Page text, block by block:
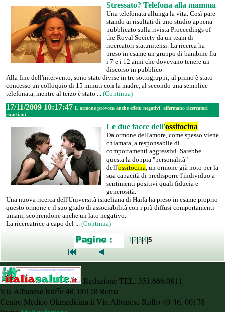
Stressato? Telefona alla mamma
Una telefonata allunga la vita. Così pare
stando ai risultati di uno studio appena
pubblicato sulla rivista Proceedings of
the Royal Society da un team di
ricercatori statunitensi. La ricerca ha
preso in esame un gruppo di bambine fra
i 7 e i 12 anni che dovevano tenere un
discorso in pubblico.
Alla fine dell'intervento, sono state divise in tre sottogruppi; al primo è stato
concesso un colloquio di 15 minuti con la madre, al secondo una semplice
telefonata, mentre al terzo è stato ... (Continua)
17/11/2009 10:17:47 L'ormone provoca anche effetti negativi, affermano ricercatori
israeliani
Le due facce dell'ossitocina
Da ormone dell'amore, come spesso viene
chiamata, a responsabile di
comportamenti aggressivi. Sarebbe
questa la doppia "personalità"
dell'ossitocina, un ormone già noto per la
sua capacità di predisporre l'individuo a
sentimenti positivi quali fiducia e
generosità.
Una nuova ricerca dell'Università israeliana di Haifa ha preso in esame proprio
questo ormone e il suo grado di associabilità con i più diffusi comportamenti
umani, scoprendone anche un lato negativo.
La ricercatrice a capo del ... (Continua)
1 |2|3|4|5
Redazione TEL. 351.666.0811
Via Albanese Ruffo 48, 00178 Roma
Centro Medico Okmedicina.it Via Albanese Ruffo 40-46, 00178